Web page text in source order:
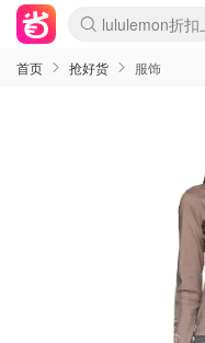
SSENSE年中
FreshBeauty好
Cettire降价+叠
WWS Coles超
viagogo二手票
Myer折扣汇总
The Outnet奢
David Jones 3
Flannels大牌1折
Perfumes Club
AMIRO面罩
Amazon折扣汇
eToro入金$200
Amazon数码好
ICONIC本周7.5
ThedoubleF高
Moose
EUFY摄像头$98
Selenichast首
Trip机票酒店促
YSL送5件彩妆礼
Amazon家居好
Amazon美妆护
雅漾大喷$8
过敏原检测盒
科颜氏高保湿
SEALIFE海洋
丝塔芙大白罐
订阅Newsletter
Cult Beauty 6.8
Harrods圣诞日
LN-CC奢牌私
d'Alba空姐喷雾
EVE LOM套装
Bernardelli独家
Adore Beauty 6
CT圣诞日历
Mytheresa奢品
Luxury
Currentbody美
MOON Garden
Roborock扫地
Valentino官网5
CR洗护套装$23
修丽可4件套
GANNI官网4.5
Stylevana韩妆4
Tessabit高奢
OGX洗发水$11
Amazon阿德莱
卡诗8.5折+赠礼
Philips Hue灯
La Mer送8件礼
首页 抢好货 服饰